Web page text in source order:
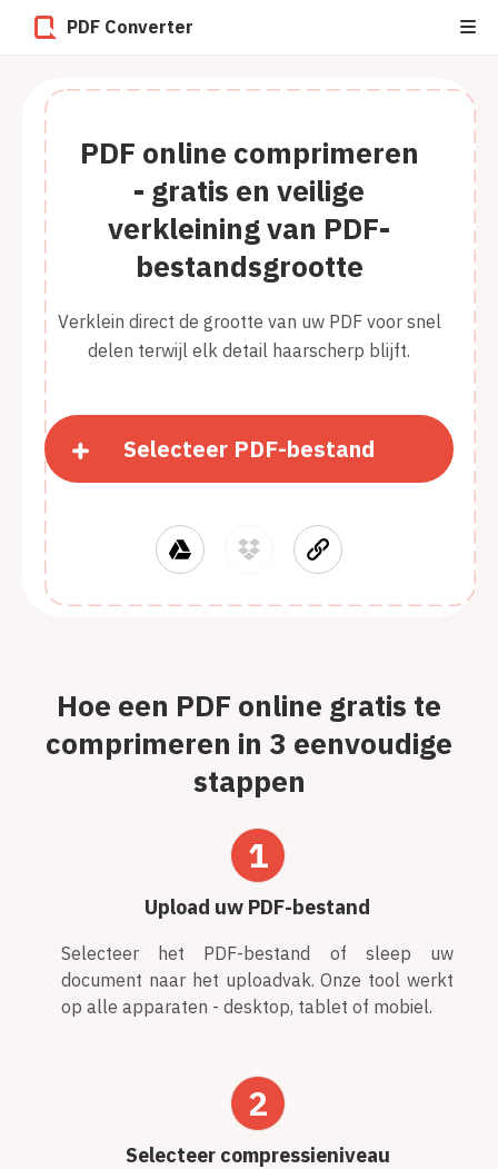
PDF Converter
PDF online comprimeren
- gratis en veilige
verkleining van PDF-
bestandsgrootte
Verklein direct de grootte van uw PDF voor snel
delen terwijl elk detail haarscherp blijft.
Selecteer PDF-bestand
Hoe een PDF online gratis te
comprimeren in 3 eenvoudige
stappen
1
Upload uw PDF-bestand
Selecteer het PDF-bestand of sleep uw
document naar het uploadvak. Onze tool werkt
op alle apparaten - desktop, tablet of mobiel.
2
Selecteer compressieniveau